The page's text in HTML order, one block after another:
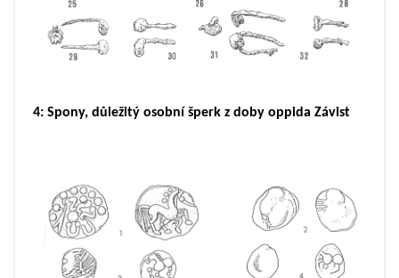
4: Spony, důležitý osobní šperk z doby oppida Závist